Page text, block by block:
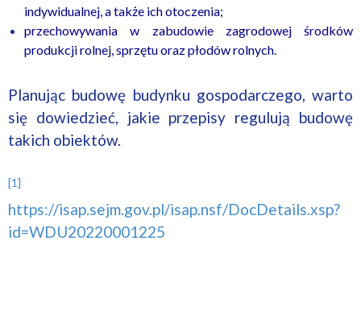
indywidualnej, a także ich otoczenia;
przechowywania w zabudowie zagrodowej środków
produkcji rolnej, sprzętu oraz płodów rolnych.
Planując budowę budynku gospodarczego, warto
się dowiedzieć, jakie przepisy regulują budowę
takich obiektów.
[1]
https://isap.sejm.gov.pl/isap.nsf/DocDetails.xsp?
id=WDU20220001225